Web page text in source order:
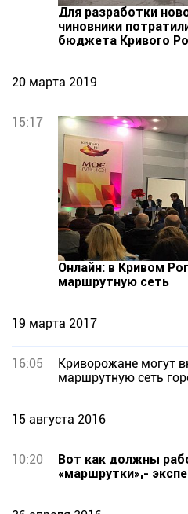
Для разработки
чиновники
бюджета Кривого
20 марта 2019
15:17
Онлайн: в Кривом
маршрутную сеть
19 марта 2017
16:05
Криворожане могут
маршрутную сеть
15 августа 2016
10:20
Вот как должны
«маршрутки»,-